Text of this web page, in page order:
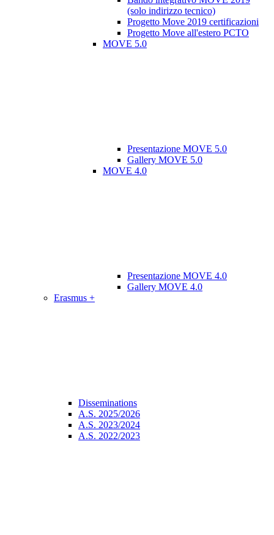
(solo indirizzo tecnico)
Progetto Move 2019 certificazioni
Progetto Move all'estero PCTO
MOVE 5.0
Presentazione MOVE 5.0
Gallery MOVE 5.0
MOVE 4.0
Presentazione MOVE 4.0
Gallery MOVE 4.0
Erasmus +
Disseminations
A.S. 2025/2026
A.S. 2023/2024
A.S. 2022/2023